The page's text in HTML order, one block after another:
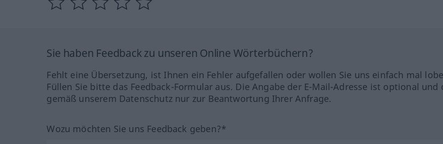
Sie haben Feedback zu unseren Online Wörterbüchern?
Fehlt eine Übersetzung, ist Ihnen ein Fehler aufgefallen oder wollen Sie uns einfach mal
Füllen Sie bitte das Feedback-Formular aus. Die Angabe der E-Mail-Adresse ist optional und
gemäß unserem Datenschutz nur zur Beantwortung Ihrer Anfrage.
Wozu möchten Sie uns Feedback geben?*